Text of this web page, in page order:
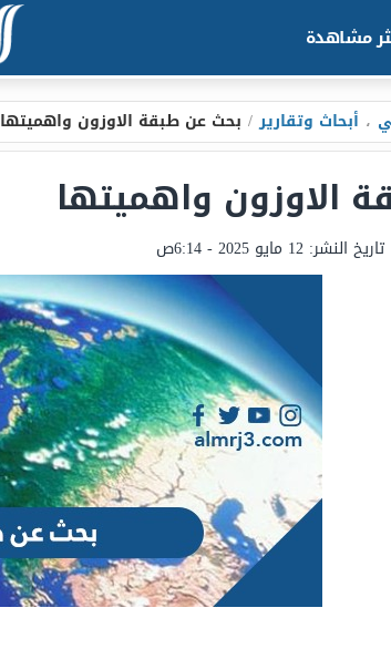
مشاهدة
، أبحاث وتقارير / بحث عن طبقة الاوزون واهميتها
الاوزون واهميتها
تاريخ النشر: 12 مايو 2025 - 6:14ص